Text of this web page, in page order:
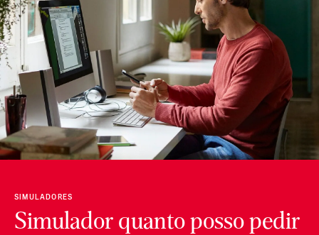
SIMULADORES
Simulador quanto posso pedir